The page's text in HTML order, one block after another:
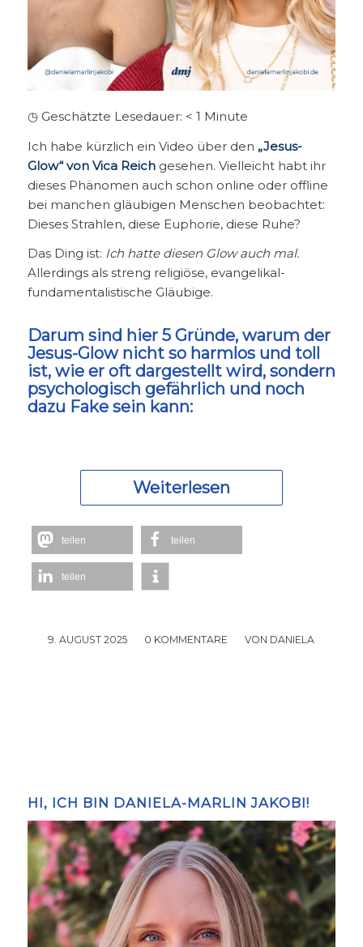
◷ Geschätzte Lesedauer: < 1 Minute
Ich habe kürzlich ein Video über den „Jesus-
Glow“ von Vica Reichgesehen. Vielleicht habt ihr
dieses Phänomen auch schon online oder offline
bei manchen gläubigen Menschen beobachtet:
Dieses Strahlen, diese Euphorie, diese Ruhe?
Das Ding ist: Ich hatte diesen Glow auch mal.
Allerdings als streng religiöse, evangelikal-
fundamentalistische Gläubige.
Darum sind hier 5 Gründe, warum der
Jesus-Glow nicht so harmlos und toll
ist, wie er oft dargestellt wird, sondern
psychologisch gefährlich und noch
dazu Fake sein kann:
Weiterlesen
teilen teilen
teilen
9. AUGUST 2025
/ 0 KOMMENTARE
/ VON DANIELA
HI, ICH BIN DANIELA-MARLIN JAKOBI!